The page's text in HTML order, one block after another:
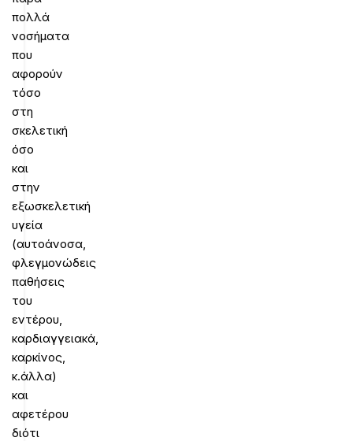
πολλά
νοσήματα
που
αφορούν
τόσο
στη
σκελετική
όσο
και
στην
εξωσκελετική
υγεία
(αυτοάνοσα,
φλεγμονώδεις
παθήσεις
του
εντέρου,
καρδιαγγειακά,
καρκίνος,
κ.άλλα)
και
αφετέρου
διότι